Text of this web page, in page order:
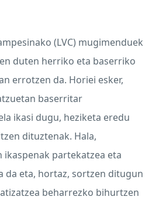
(LVC) mugimenduek
duten herriko eta baserriko
errotzen da. Horiei esker,
baserritar
ikasi dugu, heziketa eredu
dituztenak. Hala,
partekatzea eta
da eta, hortaz, sortzen ditugun
beharrezko bihurtzen